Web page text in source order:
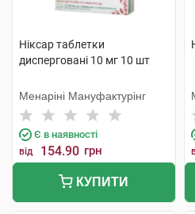
Ніксар таблетки
дисперговані 10 мг 10 шт
Менаріні Мануфактурінг
Є в наявності
від 154.90 грн
КУПИТИ